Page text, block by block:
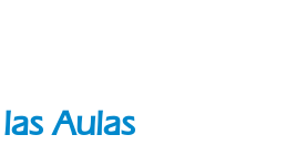
Aulas